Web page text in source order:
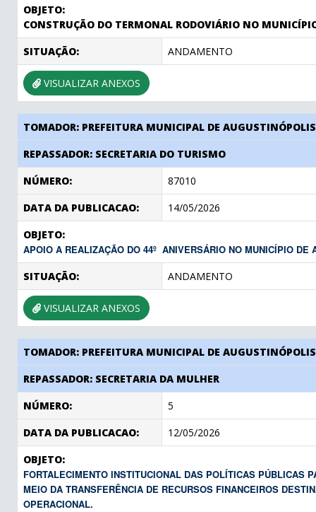
OBJETO:
CONSTRUÇÃO DO TERMONAL RODOVIÁRIO NO
SITUAÇÃO:
ANDAMENTO
VISUALIZAR ANEXOS
TOMADOR: PREFEITURA MUNICIPAL DE
REPASSADOR: SECRETARIA DO TURISMO
NÚMERO:
87010
DATA DA PUBLICACAO:
14/05/2026
OBJETO:
APOIO A REALIZAÇÃO DO 44º ANIVERSÁRIO NO MUNICÍPIO DE
SITUAÇÃO:
ANDAMENTO
VISUALIZAR ANEXOS
TOMADOR: PREFEITURA MUNICIPAL DE
REPASSADOR: SECRETARIA DA MULHER
NÚMERO:
5
DATA DA PUBLICACAO:
12/05/2026
OBJETO:
FORTALECIMENTO INSTITUCIONAL DAS POLÍTICAS PÚBLICAS
MEIO DA TRANSFERÊNCIA DE RECURSOS FINANCEIROS
OPERACIONAL.